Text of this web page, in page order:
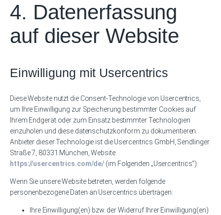
4. Datenerfassung
auf dieser Website
Einwilligung mit Usercentrics
Diese Website nutzt die Consent-Technologie von Usercentrics,
um Ihre Einwilligung zur Speicherung bestimmter Cookies auf
Ihrem Endgerät oder zum Einsatz bestimmter Technologien
einzuholen und diese datenschutzkonform zu dokumentieren.
Anbieter dieser Technologie ist die Usercentrics GmbH, Sendlinger
Straße 7, 80331 München, Website:
https://usercentrics.com/de/ (im Folgenden „Usercentrics“).
Wenn Sie unsere Website betreten, werden folgende
personenbezogene Daten an Usercentrics übertragen:
Ihre Einwilligung(en) bzw. der Widerruf Ihrer Einwilligung(en)